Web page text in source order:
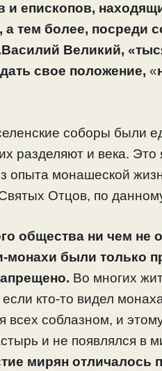
епископов,
тем более, посреди
Великий,
свое положение, «
соборы были
разделяют и века. Это
опыта монашеской
Отцов, по
общества ни чем не
монахи были только
Во многих
кто-то видел
всех соблазном, и
и не появлялся в
мирян отличалось